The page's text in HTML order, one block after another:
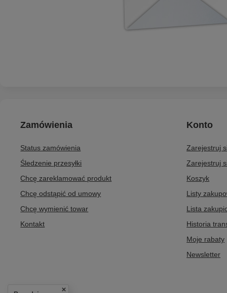
Zamówienia
Status zamówienia
Śledzenie przesyłki
Chcę zareklamować produkt
Chcę odstąpić od umowy
Chcę wymienić towar
Kontakt
Konto
Zarejestruj
Zarejestruj
Koszyk
Listy
Lista
Historia
Moje rabaty
Newsletter